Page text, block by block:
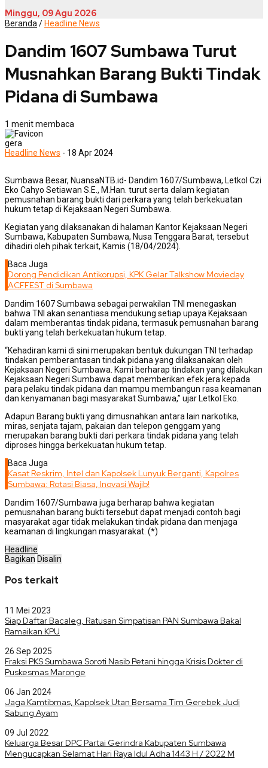
Minggu, 09 Agu 2026
Beranda / Headline News
Dandim 1607 Sumbawa Turut
Musnahkan Barang Bukti Tindak
Pidana di Sumbawa
1 menit membaca
gera
Headline News - 18 Apr 2024
Sumbawa Besar, NuansaNTB.id- Dandim 1607/Sumbawa, Letkol Czi
Eko Cahyo Setiawan S.E., M.Han. turut serta dalam kegiatan
pemusnahan barang bukti dari perkara yang telah berkekuatan
hukum tetap di Kejaksaan Negeri Sumbawa.
Kegiatan yang dilaksanakan di halaman Kantor Kejaksaan Negeri
Sumbawa, Kabupaten Sumbawa, Nusa Tenggara Barat, tersebut
dihadiri oleh pihak terkait, Kamis (18/04/2024).
Baca Juga
Dorong Pendidikan Antikorupsi, KPK Gelar Talkshow Movieday
ACFFEST di Sumbawa
Dandim 1607 Sumbawa sebagai perwakilan TNI menegaskan
bahwa TNI akan senantiasa mendukung setiap upaya Kejaksaan
dalam memberantas tindak pidana, termasuk pemusnahan barang
bukti yang telah berkekuatan hukum tetap.
“Kehadiran kami di sini merupakan bentuk dukungan TNI terhadap
tindakan pemberantasan tindak pidana yang dilaksanakan oleh
Kejaksaan Negeri Sumbawa. Kami berharap tindakan yang dilakukan
Kejaksaan Negeri Sumbawa dapat memberikan efek jera kepada
para pelaku tindak pidana dan mampu membangun rasa keamanan
dan kenyamanan bagi masyarakat Sumbawa,” ujar Letkol Eko.
Adapun Barang bukti yang dimusnahkan antara lain narkotika,
miras, senjata tajam, pakaian dan telepon genggam yang
merupakan barang bukti dari perkara tindak pidana yang telah
diproses hingga berkekuatan hukum tetap.
Baca Juga
Kasat Reskrim, Intel dan Kapolsek Lunyuk Berganti, Kapolres
Sumbawa: Rotasi Biasa, Inovasi Wajib!
Dandim 1607/Sumbawa juga berharap bahwa kegiatan
pemusnahan barang bukti tersebut dapat menjadi contoh bagi
masyarakat agar tidak melakukan tindak pidana dan menjaga
keamanan di lingkungan masyarakat. (*)
Headline
Bagikan Disalin
Pos terkait
11 Mei 2023
Siap Daftar Bacaleg, Ratusan Simpatisan PAN Sumbawa Bakal
Ramaikan KPU
26 Sep 2025
Fraksi PKS Sumbawa Soroti Nasib Petani hingga Krisis Dokter di
Puskesmas Maronge
06 Jan 2024
Jaga Kamtibmas, Kapolsek Utan Bersama Tim Gerebek Judi
Sabung Ayam
09 Jul 2022
Keluarga Besar DPC Partai Gerindra Kabupaten Sumbawa
Mengucapkan Selamat Hari Raya Idul Adha 1443 H / 2022 M